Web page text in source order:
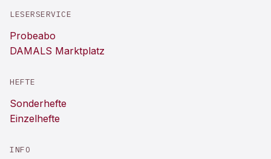
LESERSERVICE
Probeabo
DAMALS Marktplatz
HEFTE
Sonderhefte
Einzelhefte
INFO